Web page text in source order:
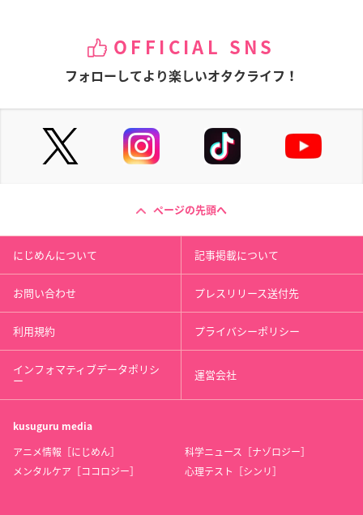
OFFICIAL SNS
フォローしてより楽しいオタクライフ！
ページの先頭へ
にじめんについて 記事掲載について
お問い合わせ プレスリリース送付先
利用規約 プライバシーポリシー
インフォマティブデータポリシ
ー 運営会社
kusuguru media
アニメ情報［にじめん］
科学ニュース［ナゾロジー］
メンタルケア［ココロジー］
心理テスト［シンリ］